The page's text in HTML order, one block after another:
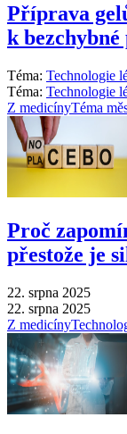
Příprava
k
Téma: Technologie
Téma: Technologie
Z medicínyTéma
Proč
přestože je
22. srpna 2025
22. srpna 2025
Z medicíny